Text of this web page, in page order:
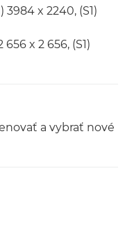
3984 x 2240, (S1)
x 2 656, (S1)
a vybrať nové